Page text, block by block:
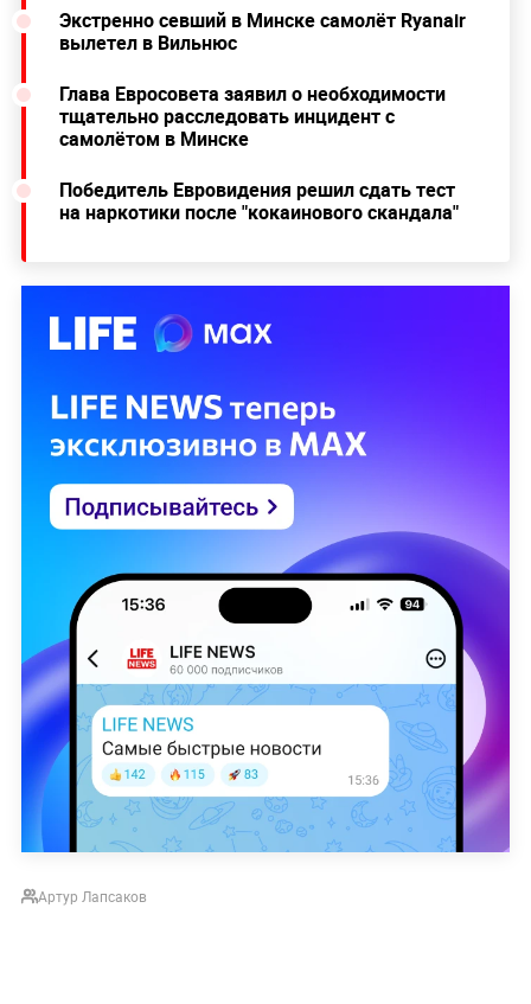
Экстренно севший в Минске самолёт Ryanair
вылетел в Вильнюс
Глава Евросовета заявил о необходимости
тщательно расследовать инцидент с
самолётом в Минске
Победитель Евровидения решил сдать тест
на наркотики после "кокаинового скандала"
Артур Лапсаков